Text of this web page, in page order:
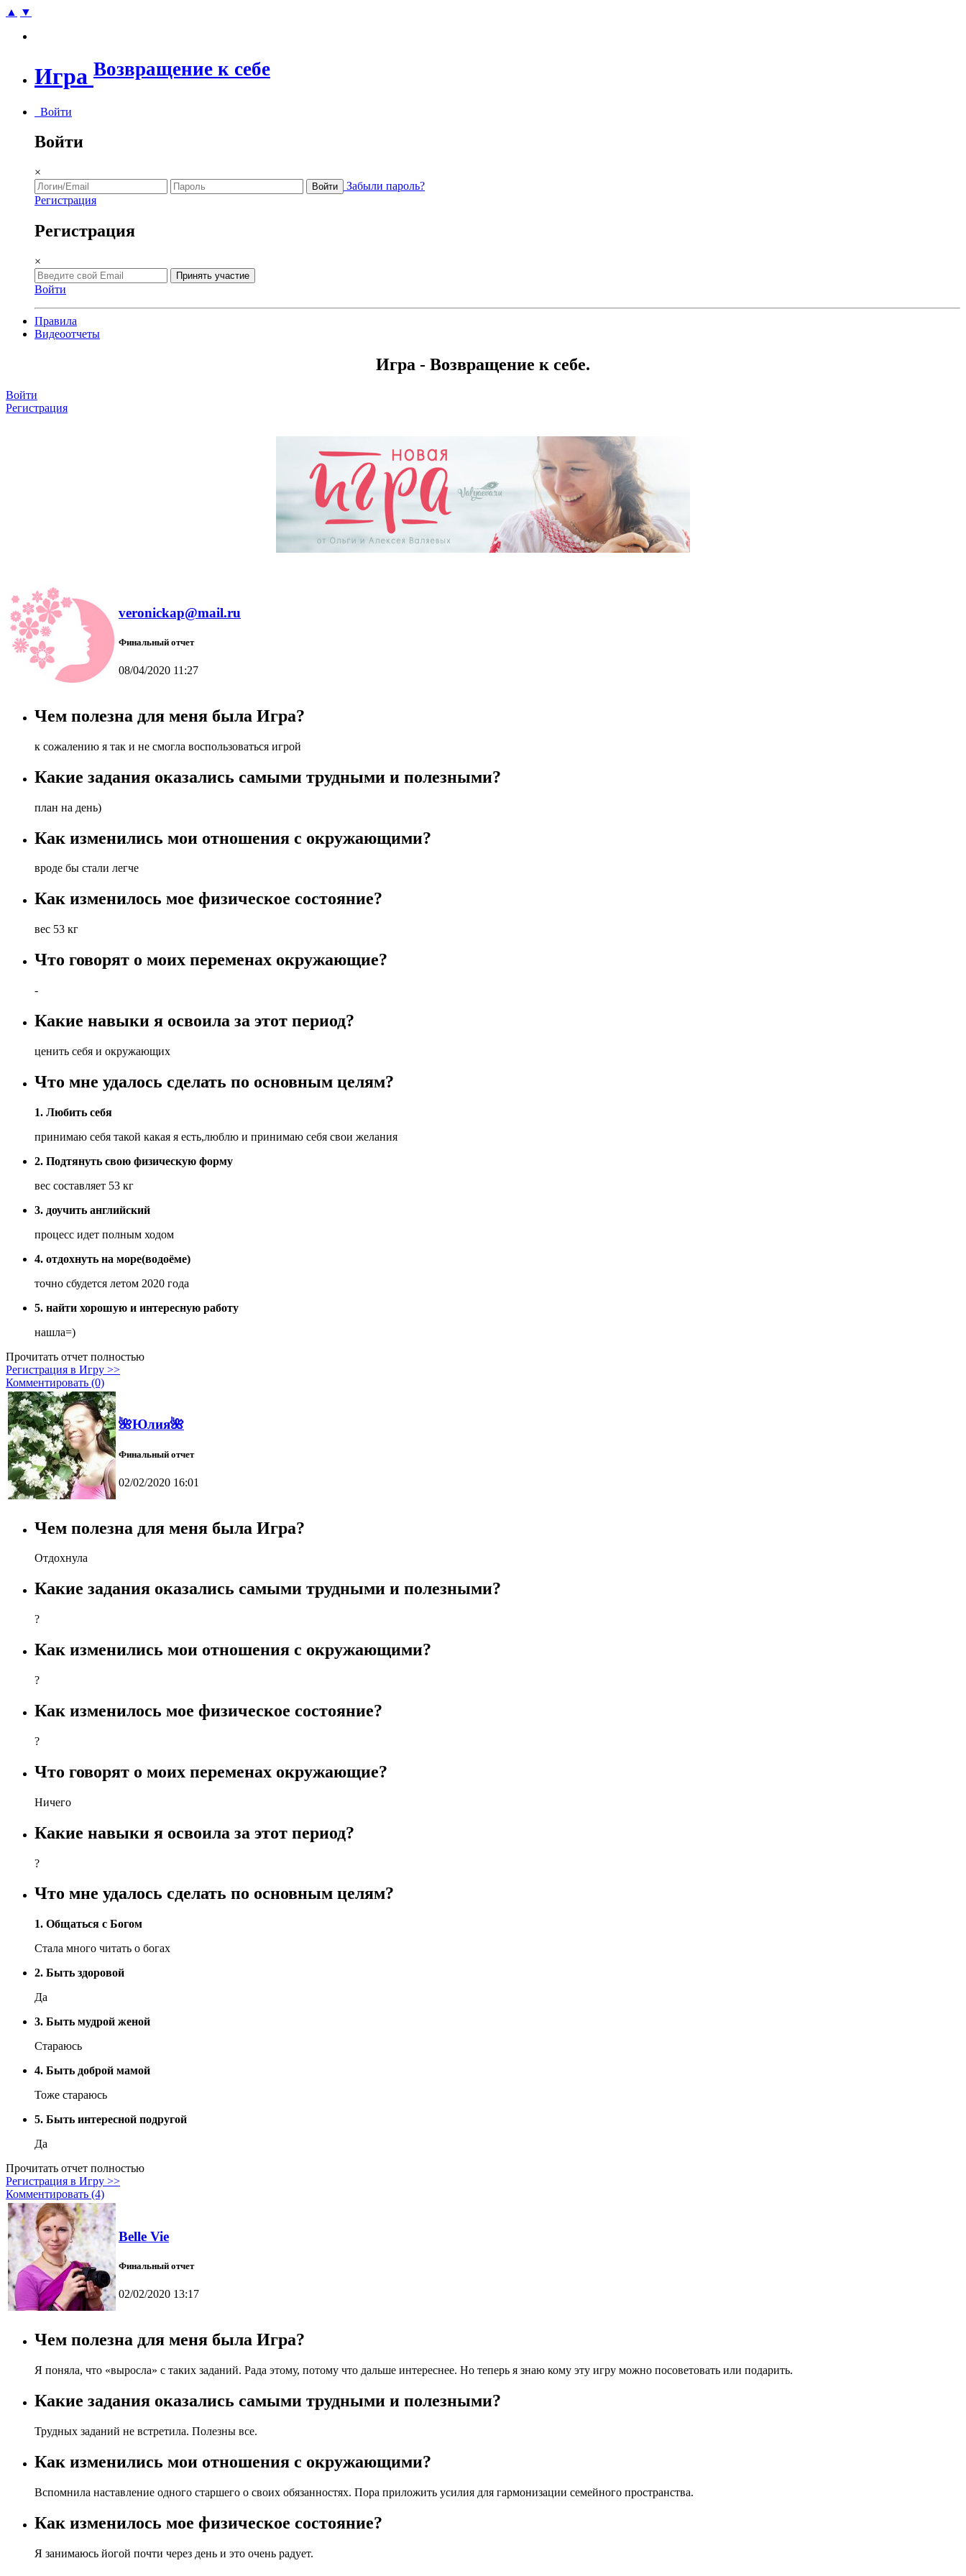
▲ ▼
Игра Возвращение к себе
Войти
Войти
×
Забыли пароль?
Регистрация
Регистрация
×
Войти
Правила
Видеоотчеты
Игра - Возвращение к себе.
Войти
Регистрация
veronickap@mail.ru
Финальный отчет
08/04/2020 11:27
Чем полезна для меня была Игра?
к сожалению я так и не смогла воспользоваться игрой
Какие задания оказались самыми трудными и полезными?
план на день)
Как изменились мои отношения с окружающими?
вроде бы стали легче
Как изменилось мое физическое состояние?
вес 53 кг
Что говорят о моих переменах окружающие?
-
Какие навыки я освоила за этот период?
ценить себя и окружающих
Что мне удалось сделать по основным целям?
1. Любить себя
принимаю себя такой какая я есть,люблю и принимаю себя свои желания
2. Подтянуть свою физическую форму
вес составляет 53 кг
3. доучить английский
процесс идет полным ходом
4. отдохнуть на море(водоёме)
точно сбудется летом 2020 года
5. найти хорошую и интересную работу
нашла=)
Прочитать отчет полностью
Регистрация в Игру >>
Комментировать (0)
🌺Юлия🌺
Финальный отчет
02/02/2020 16:01
Чем полезна для меня была Игра?
Отдохнула
Какие задания оказались самыми трудными и полезными?
?
Как изменились мои отношения с окружающими?
?
Как изменилось мое физическое состояние?
?
Что говорят о моих переменах окружающие?
Ничего
Какие навыки я освоила за этот период?
?
Что мне удалось сделать по основным целям?
1. Общаться с Богом
Стала много читать о богах
2. Быть здоровой
Да
3. Быть мудрой женой
Стараюсь
4. Быть доброй мамой
Тоже стараюсь
5. Быть интересной подругой
Да
Прочитать отчет полностью
Регистрация в Игру >>
Комментировать (4)
Belle Vie
Финальный отчет
02/02/2020 13:17
Чем полезна для меня была Игра?
Я поняла, что «выросла» с таких заданий. Рада этому, потому что дальше интереснее. Но теперь я знаю кому эту игру можно посоветовать или подарить.
Какие задания оказались самыми трудными и полезными?
Трудных заданий не встретила. Полезны все.
Как изменились мои отношения с окружающими?
Вспомнила наставление одного старшего о своих обязанностях. Пора приложить усилия для гармонизации семейного пространства.
Как изменилось мое физическое состояние?
Я занимаюсь йогой почти через день и это очень радует.